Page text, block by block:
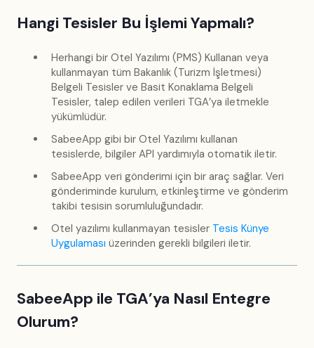
Hangi Tesisler Bu İşlemi Yapmalı?
Herhangi bir Otel Yazılımı (PMS) Kullanan veya
kullanmayan tüm Bakanlık (Turizm İşletmesi)
Belgeli Tesisler ve Basit Konaklama Belgeli
Tesisler, talep edilen verileri TGA’ya iletmekle
yükümlüdür.
SabeeApp gibi bir Otel Yazılımı kullanan
tesislerde, bilgiler API yardımıyla otomatik iletir.
SabeeApp veri gönderimi için bir araç sağlar. Veri
gönderiminde kurulum, etkinleştirme ve gönderim
takibi tesisin sorumluluğundadır.
Otel yazılımı kullanmayan tesisler Tesis Künye
Uygulaması üzerinden gerekli bilgileri iletir.
SabeeApp ile TGA’ya Nasıl Entegre
Olurum?